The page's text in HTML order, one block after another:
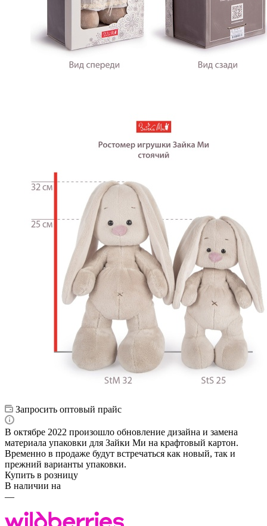
Запросить оптовый прайс
В октябре 2022 произошло обновление дизайна и замена
материала упаковки для Зайки Ми на крафтовый картон.
Временно в продаже будут встречаться как новый, так и
прежний варианты упаковки.
Купить в розницу
В наличии на
—